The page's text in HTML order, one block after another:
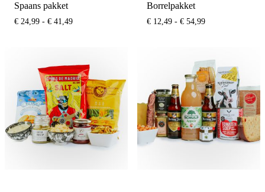
Spaans pakket
€ 24,99 - € 41,49Prijsklasse:
Borrelpakket
€ 12,49 - € 54,99Prijsklasse: